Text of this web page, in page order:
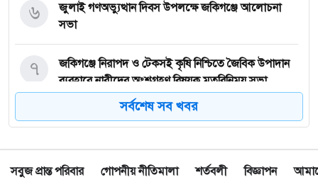
জুলাই গণঅভ্যুত্থান দিবস উপলক্ষে জকিগঞ্জে আলোচনা
সভা
৬
জকিগঞ্জে নিরাপদ ও টেকসই কৃষি নিশ্চিতে জৈবিক উপাদান
ব্যবহারে নারীদের অংশগ্রহণ বিষয়ক মতবিনিময় সভা
৭
টাঙ্গুয়ার হাওর অবৈধভাবে অনুপ্রবেশের দায়ে ৬ হাউসবোটে
৮
সেপ্টেম্বর থেকে সিলেট ওসমানী বিমানবন্দরে ফের বিদেশি
সর্বশেষ সব খবর
সবুজ প্রান্ত পরিবার গোপনীয় নীতিমালা শর্তবলী বিজ্ঞাপন